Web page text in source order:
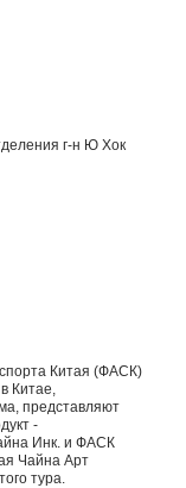
г-н Ю Хок
Китая (ФАСК)
Китае,
представляют
-
Инк. и ФАСК
Чайна Арт
тура.